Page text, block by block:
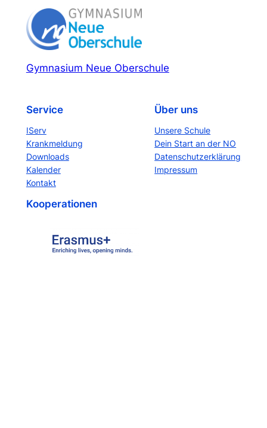
Gymnasium Neue Oberschule
Service
IServ
Krankmeldung
Downloads
Kalender
Kontakt
Über uns
Unsere Schule
Dein Start an der NO
Datenschutzerklärung
Impressum
Kooperationen